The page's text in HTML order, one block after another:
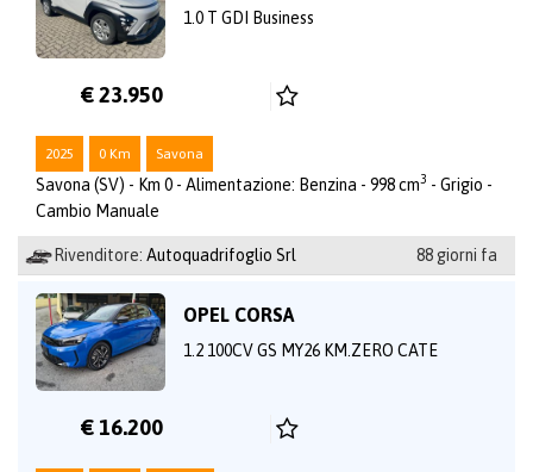
1.0 T GDI Business
€ 23.950
2025 0 Km Savona
Savona (SV) - Km 0 - Alimentazione: Benzina - 998 cm3 - Grigio -
Cambio Manuale
Rivenditore: Autoquadrifoglio Srl 88 giorni fa
OPEL CORSA
1.2 100CV GS MY26 KM.ZERO CATE
€ 16.200